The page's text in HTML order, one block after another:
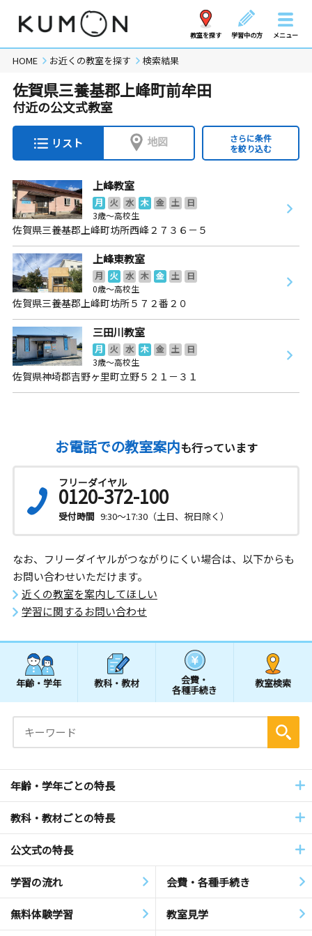
教室を探す 学習中の方 メニュー
HOME お近くの教室を探す 検索結果
佐賀県三養基郡上峰町前牟田
付近の公文式教室
リスト 地図
さらに条件
を絞り込む
上峰教室
月 火 水 木 金 土
日
3歳～高校生
佐賀県三養基郡上峰町坊所西峰２７３６－５
上峰東教室
月 火 水 木 金 土
日
0歳～高校生
佐賀県三養基郡上峰町坊所５７２番２０
三田川教室
月 火 水 木 金 土
日
3歳～高校生
佐賀県神埼郡吉野ヶ里町立野５２１－３１
お電話での教室案内も行っています
フリーダイヤル
0120-372-100
受付時間 9:30～17:30（土日、祝日除く）
なお、フリーダイヤルがつながりにくい場合は、以下からも
お問い合わせいただけます。
近くの教室を案内してほしい
学習に関するお問い合わせ
年齢・学年 教科・教材 会費・
各種手続き
教室検索
年齢・学年ごとの特長
教科・教材ごとの特長
公文式の特長
学習の流れ 会費・各種手続き
無料体験学習 教室見学